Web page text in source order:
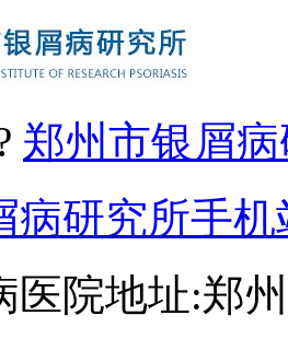
郑州市银屑
病研究所手机
医院地址:郑